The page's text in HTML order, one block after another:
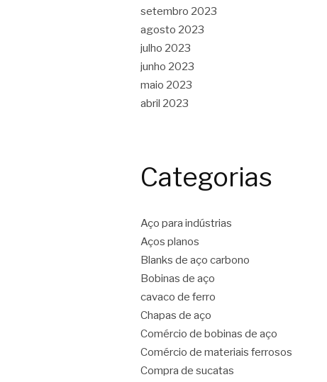
setembro 2023
agosto 2023
julho 2023
junho 2023
maio 2023
abril 2023
Categorias
Aço para indústrias
Aços planos
Blanks de aço carbono
Bobinas de aço
cavaco de ferro
Chapas de aço
Comércio de bobinas de aço
Comércio de materiais ferrosos
Compra de sucatas